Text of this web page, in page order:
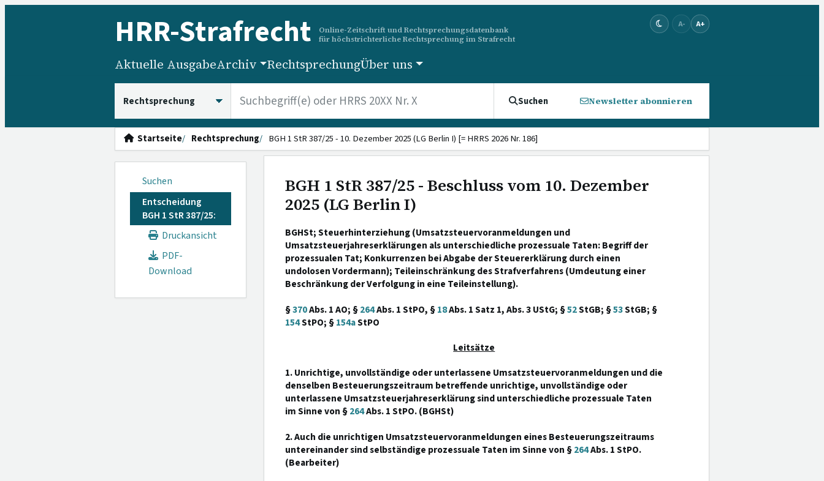
HRR-Strafrecht
Online-Zeitschrift und Rechtsprechungsdatenbank
für höchstrichterliche Rechtsprechung im Strafrecht
A- A+
Aktuelle AusgabeArchiv RechtsprechungÜber uns
Suchen Newsletter abonnieren
Startseite Rechtsprechung BGH 1 StR 387/25 - 10. Dezember 2025 (LG Berlin I) [= HRRS 2026 Nr. 186]
Suchen
Entscheidung
BGH 1 StR 387/25:
Druckansicht
PDF-
Download
BGH 1 StR 387/25 - Beschluss vom 10. Dezember
2025 (LG Berlin I)
BGHSt; Steuerhinterziehung (Umsatzsteuervoranmeldungen und
Umsatzsteuerjahreserklärungen als unterschiedliche prozessuale Taten: Begriff der
prozessualen Tat; Konkurrenzen bei Abgabe der Steuererklärung durch einen
undolosen Vordermann); Teileinschränkung des Strafverfahrens (Umdeutung einer
Beschränkung der Verfolgung in eine Teileinstellung).
§370Abs. 1 AO; §264Abs. 1 StPO, §18Abs. 1 Satz 1, Abs. 3 UStG; §52StGB; §53StGB; §
154StPO; §154aStPO
Leitsätze
1. Unrichtige, unvollständige oder unterlassene Umsatzsteuervoranmeldungen und die
denselben Besteuerungszeitraum betreffende unrichtige, unvollständige oder
unterlassene Umsatzsteuerjahreserklärung sind unterschiedliche prozessuale Taten
im Sinne von §264Abs. 1 StPO. (BGHSt)
2. Auch die unrichtigen Umsatzsteuervoranmeldungen eines Besteuerungszeitraums
untereinander sind selbständige prozessuale Taten im Sinne von §264Abs. 1 StPO.
(Bearbeiter)